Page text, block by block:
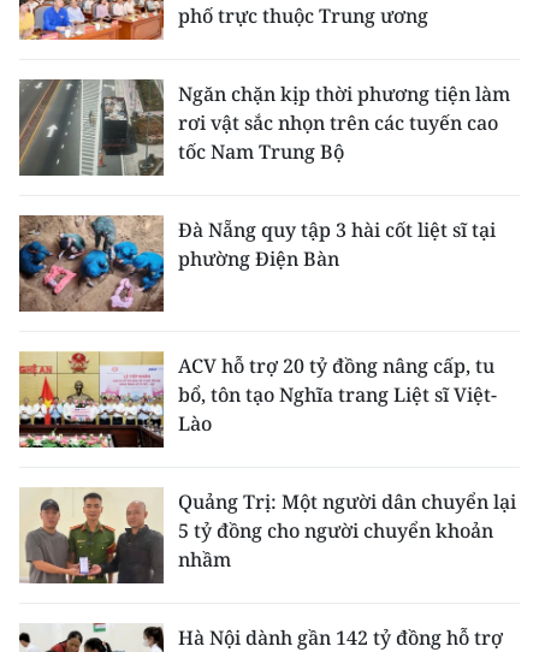
phố trực thuộc Trung ương
Ngăn chặn kịp thời phương tiện làm
rơi vật sắc nhọn trên các tuyến cao
tốc Nam Trung Bộ
Đà Nẵng quy tập 3 hài cốt liệt sĩ tại
phường Điện Bàn
ACV hỗ trợ 20 tỷ đồng nâng cấp, tu
bổ, tôn tạo Nghĩa trang Liệt sĩ Việt-
Lào
Quảng Trị: Một người dân chuyển lại
5 tỷ đồng cho người chuyển khoản
nhầm
Hà Nội dành gần 142 tỷ đồng hỗ trợ